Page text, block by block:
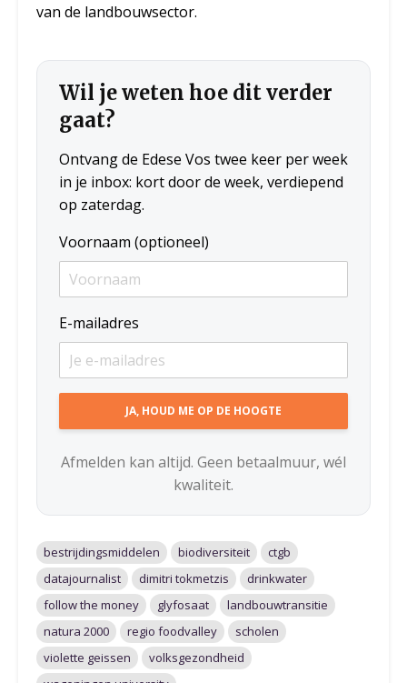
van de landbouwsector.
Wil je weten hoe dit verder
gaat?
Ontvang de Edese Vos twee keer per week
in je inbox: kort door de week, verdiepend
op zaterdag.
Voornaam (optioneel)
E-mailadres
Afmelden kan altijd. Geen betaalmuur, wél
kwaliteit.
bestrijdingsmiddelen biodiversiteit
ctgb
datajournalist
dimitri tokmetzis
drinkwater
follow the money
glyfosaat
landbouwtransitie
natura 2000
regio foodvalley
scholen
violette geissen
volksgezondheid